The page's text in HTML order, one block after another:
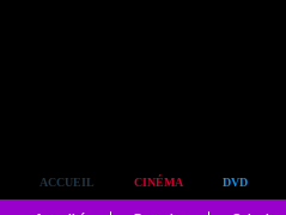
ACCUEIL CINÉMA DVD